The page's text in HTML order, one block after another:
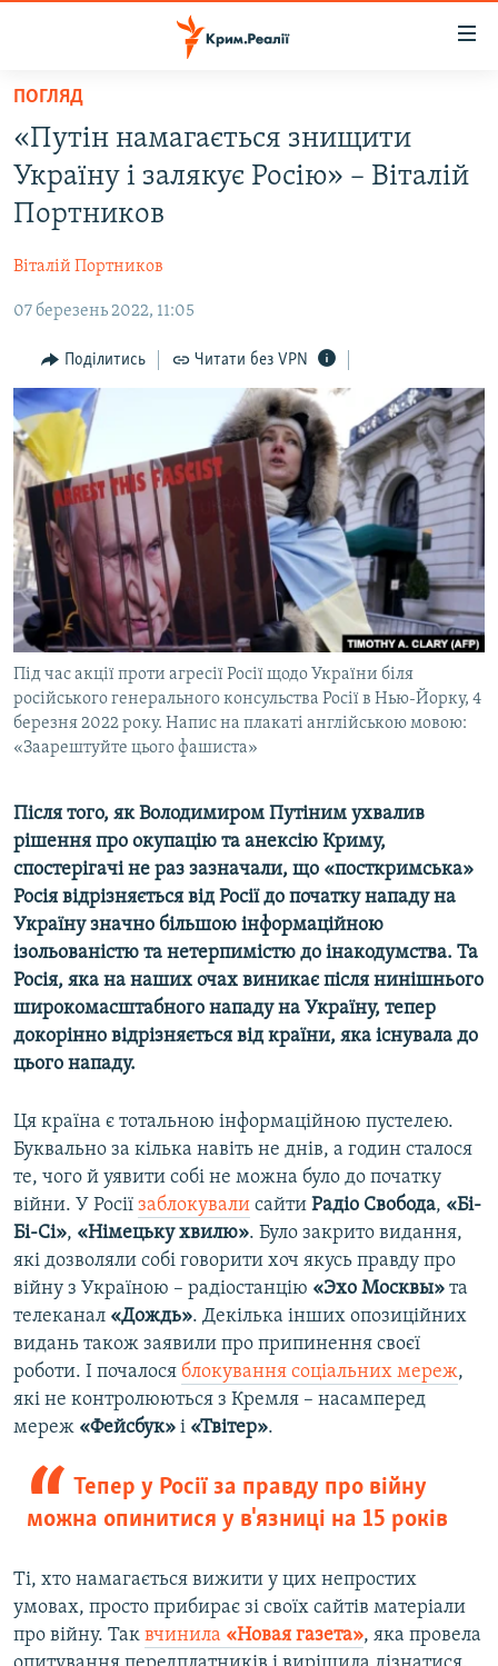
Перейти
основного
матеріалу
Перейти
до
основної
Перейти
пошуку
ВОДА.КРИМ
ВІДЕО ТА ФОТО
БЛОГИ
ПОГЛЯД
ІНТЕРВ'Ю
ВСЕ ЗА ДЕНЬ
СПЕЦПРОЕКТИ
ДЕПОРТАЦІЯ
ВІДЕОУРОКИ «ELIFBE»
СВІДЧЕННЯ ОКУПАЦІЇ
УКРАЇНСЬКА ПРОБЛЕМА КРИМУ
ІНФОГРАФІКА
ЯК ОБІЙТИ БЛОКУВАННЯ
Русский
Qırımtatar
ДОЛУЧАЙСЯ!
Усі сайти RFE/RL
ПОГЛЯД
«Путін намагається знищити
Україну і залякує Росію» – Віталій
Портников
Віталій Портников
07 березень 2022, 11:05
Поділитись Читати без VPN
Під час акції проти агресії Росії щодо України біля
російського генерального консульства Росії в Нью-Йорку, 4
березня 2022 року. Напис на плакаті англійською мовою:
«Заарештуйте цього фашиста»
Після того, як Володимиром Путіним ухвалив
рішення про окупацію та анексію Криму,
спостерігачі не раз зазначали, що «посткримська»
Росія відрізняється від Росії до початку нападу на
Україну значно більшою інформаційною
ізольованістю та нетерпимістю до інакодумства. Та
Росія, яка на наших очах виникає після нинішнього
широкомасштабного нападу на Україну, тепер
докорінно відрізняється від країни, яка існувала до
цього нападу.
Ця країна є тотальною інформаційною пустелею.
Буквально за кілька навіть не днів, а годин сталося
те, чого й уявити собі не можна було до початку
війни. У Росії заблокували сайти Радіо Свобода, «Бі-
Бі-Сі», «Німецьку хвилю». Було закрито видання,
які дозволяли собі говорити хоч якусь правду про
війну з Україною – радіостанцію «Эхо Москвы» та
телеканал «Дождь». Декілька інших опозиційних
видань також заявили про припинення своєї
роботи. І почалося блокування соціальних мереж,
які не контролюються з Кремля – насамперед
мереж «Фейсбук» і «Твітер».
Тепер у Росії за правду про війну
можна опинитися у в'язниці на 15 років
Ті, хто намагається вижити у цих непростих
умовах, просто прибирає зі своїх сайтів матеріали
про війну. Так вчинила «Новая газета», яка провела